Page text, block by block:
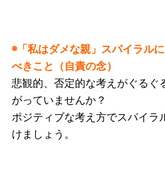
◉「私はダメな親」スパイラル
べきこと（自責の念）
悲観的、否定的な考えがぐるぐ
がっていませんか？
ポジティブな考え方でスパイラ
けましょう。